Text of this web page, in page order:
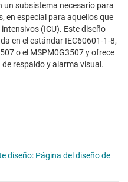
un subsistema necesario para
en especial para aquellos que
(ICU). Este diseño
en el estándar IEC60601-1-8,
o el MSPM0G3507 y ofrece
respaldo y alarma visual.
diseño: Página del diseño de